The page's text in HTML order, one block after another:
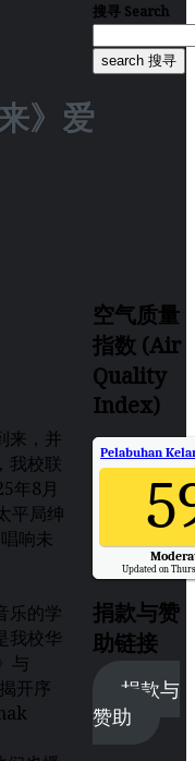
》爱
来，并
我校联
年8月
平局绅
响未
乐的学
我校华
与
开序
搜寻 Search
search 搜寻
空气质量
指数 (Air
Quality
Index)
Pelabuhan
Updated on
捐款与赞
助链接
捐款与
赞助